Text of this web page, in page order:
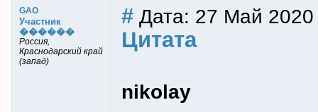
GAO
Участник
������
Россия,
Краснодарский край
(запад)
# Дата: 27 Май 2020
Цитата
nikolay